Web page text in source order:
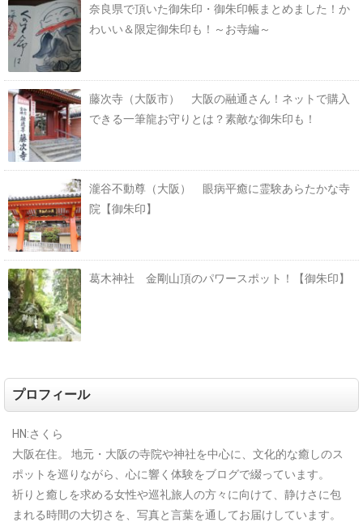
奈良県で頂いた御朱印・御朱印帳まとめました！か
わいい＆限定御朱印も！～お寺編～
藤次寺（大阪市） 大阪の融通さん！ネットで購入
できる一筆龍お守りとは？素敵な御朱印も！
瀧谷不動尊（大阪） 眼病平癒に霊験あらたかな寺
院【御朱印】
葛木神社 金剛山頂のパワースポット！【御朱印】
プロフィール
HN:さくら
大阪在住。
地元・大阪の寺院や神社を中心に、文化的な癒しのス
ポットを巡りながら、心に響く体験をブログで綴っています。
祈りと癒しを求める女性や巡礼旅人の方々に向けて、静けさに包
まれる時間の大切さを、写真と言葉を通してお届けしています。